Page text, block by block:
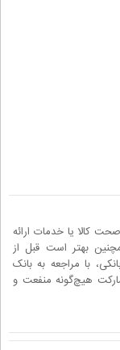
کالا یا خدمات ارائه
بهتر است قبل از
با مراجعه به بانک
هیچ‌گونه منفعت و